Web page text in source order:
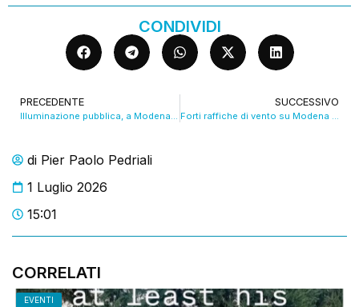
di Pier Paolo Pedriali
1 Luglio 2026
15:01
CORRELATI
EVENTI
CONDIVIDI
PRECEDENTE SUCCESSIVO